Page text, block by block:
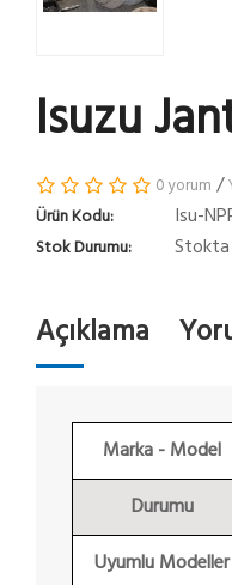
Isuzu
0 yorum /
Ürün Kodu: Isu-
Stok Durumu:
Açıklama
Marka - Model
Durumu
Uyumlu Modeller